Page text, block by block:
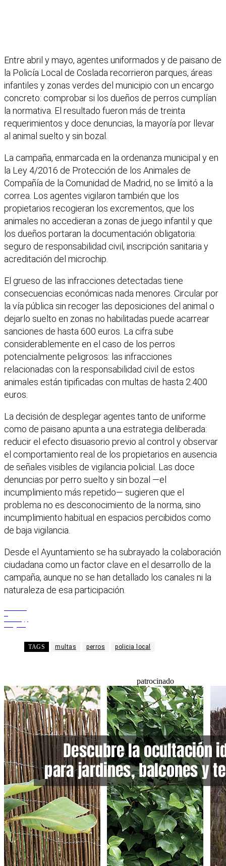
Entre abril y mayo, agentes uniformados y de paisano de
la Policía Local de Coslada recorrieron parques, áreas
infantiles y zonas verdes del municipio con un encargo
concreto: comprobar si los dueños de perros cumplían
la normativa. El resultado fueron más de treinta
requerimientos y doce denuncias, la mayoría por llevar
al animal suelto y sin bozal.
La campaña, enmarcada en la ordenanza municipal y en
la Ley 4/2016 de Protección de los Animales de
Compañía de la Comunidad de Madrid, no se limitó a la
correa. Los agentes vigilaron también que los
propietarios recogieran los excrementos, que los
animales no accedieran a zonas de juego infantil y que
los dueños portaran la documentación obligatoria:
seguro de responsabilidad civil, inscripción sanitaria y
acreditación del microchip.
El grueso de las infracciones detectadas tiene
consecuencias económicas nada menores. Circular por
la vía pública sin recoger las deposiciones del animal o
dejarlo suelto en zonas no habilitadas puede acarrear
sanciones de hasta 600 euros. La cifra sube
considerablemente en el caso de los perros
potencialmente peligrosos: las infracciones
relacionadas con la responsabilidad civil de estos
animales están tipificadas con multas de hasta 2.400
euros.
La decisión de desplegar agentes tanto de uniforme
como de paisano apunta a una estrategia deliberada:
reducir el efecto disuasorio previo al control y observar
el comportamiento real de los propietarios en ausencia
de señales visibles de vigilancia policial. Las doce
denuncias por perro suelto y sin bozal —el
incumplimiento más repetido— sugieren que el
problema no es desconocimiento de la norma, sino
incumplimiento habitual en espacios percibidos como
de baja vigilancia.
Desde el Ayuntamiento se ha subrayado la colaboración
ciudadana como un factor clave en el desarrollo de la
campaña, aunque no se han detallado los canales ni la
naturaleza de esa participación.
TAGS multas perros policia local
patrocinado